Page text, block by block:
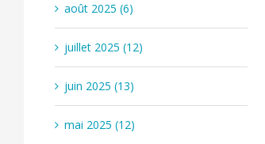
août 2025 (6)
juillet 2025 (12)
juin 2025 (13)
mai 2025 (12)